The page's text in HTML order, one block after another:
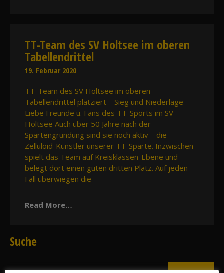
TT-Team des SV Holtsee im oberen
Tabellendrittel
19. Februar 2020
TT-Team des SV Holtsee im oberen
Tabellendrittel platziert – Sieg und Niederlage
Liebe Freunde u. Fans des TT-Sports im SV
Holtsee Auch über 50 Jahre nach der
Spartengründung sind sie noch aktiv – die
Zelluloid-Künstler unserer TT-Sparte. Inzwischen
spielt das Team auf Kreisklassen-Ebene und
belegt dort einen guten dritten Platz. Auf jeden
Fall überwiegen die
Read More…
Suche